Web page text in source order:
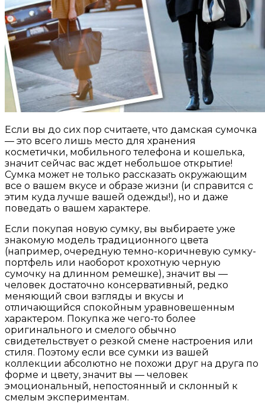
Если вы до сих пор считаете, что дамская сумочка
— это всего лишь место для хранения
косметички, мобильного телефона и кошелька,
значит сейчас вас ждет небольшое открытие!
Сумка может не только рассказать окружающим
все о вашем вкусе и образе жизни (и справится с
этим куда лучше вашей одежды!), но и даже
поведать о вашем характере.
Если покупая новую сумку, вы выбираете уже
знакомую модель традиционного цвета
(например, очередную темно-коричневую сумку-
портфель или наоборот крохотную черную
сумочку на длинном ремешке), значит вы —
человек достаточно консервативный, редко
меняющий свои взгляды и вкусы и
отличающийся спокойным уравновешенным
характером. Покупка же чего-то более
оригинального и смелого обычно
свидетельствует о резкой смене настроения или
стиля. Поэтому если все сумки из вашей
коллекции абсолютно не похожи друг на друга по
форме и цвету, значит вы — человек
эмоциональный, непостоянный и склонный к
смелым экспериментам.